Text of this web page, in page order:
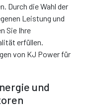
Durch die Wahl der
Leistung und
Sie Ihre
erfüllen.
von KJ Power für
und